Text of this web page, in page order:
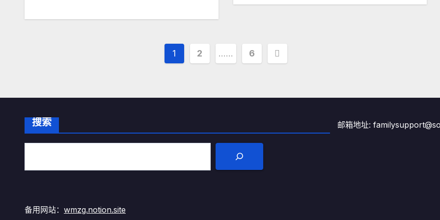
文
分
1 2 …… 6
搜索 邮箱地址:
备用网站： wmzg.notion.site